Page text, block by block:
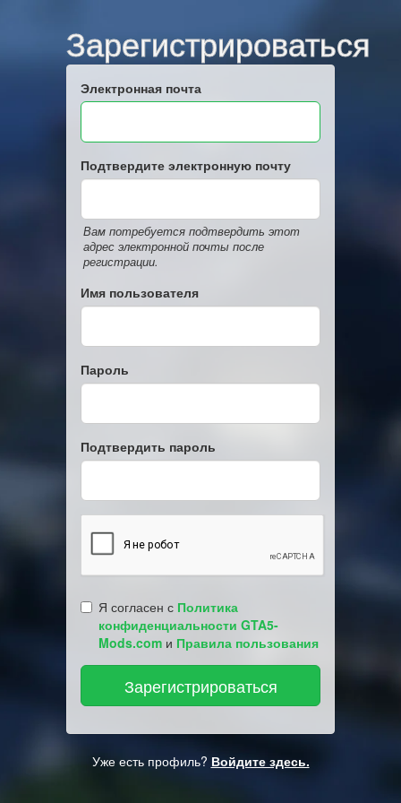
Зарегистрироваться
Электронная почта
Подтвердите электронную почту
Вам потребуется подтвердить этот
адрес электронной почты после
регистрации.
Имя пользователя
Пароль
Подтвердить пароль
Я согласен с Политика
конфиденциальности GTA5-
Mods.com и Правила пользования
Уже есть профиль? Войдите здесь.